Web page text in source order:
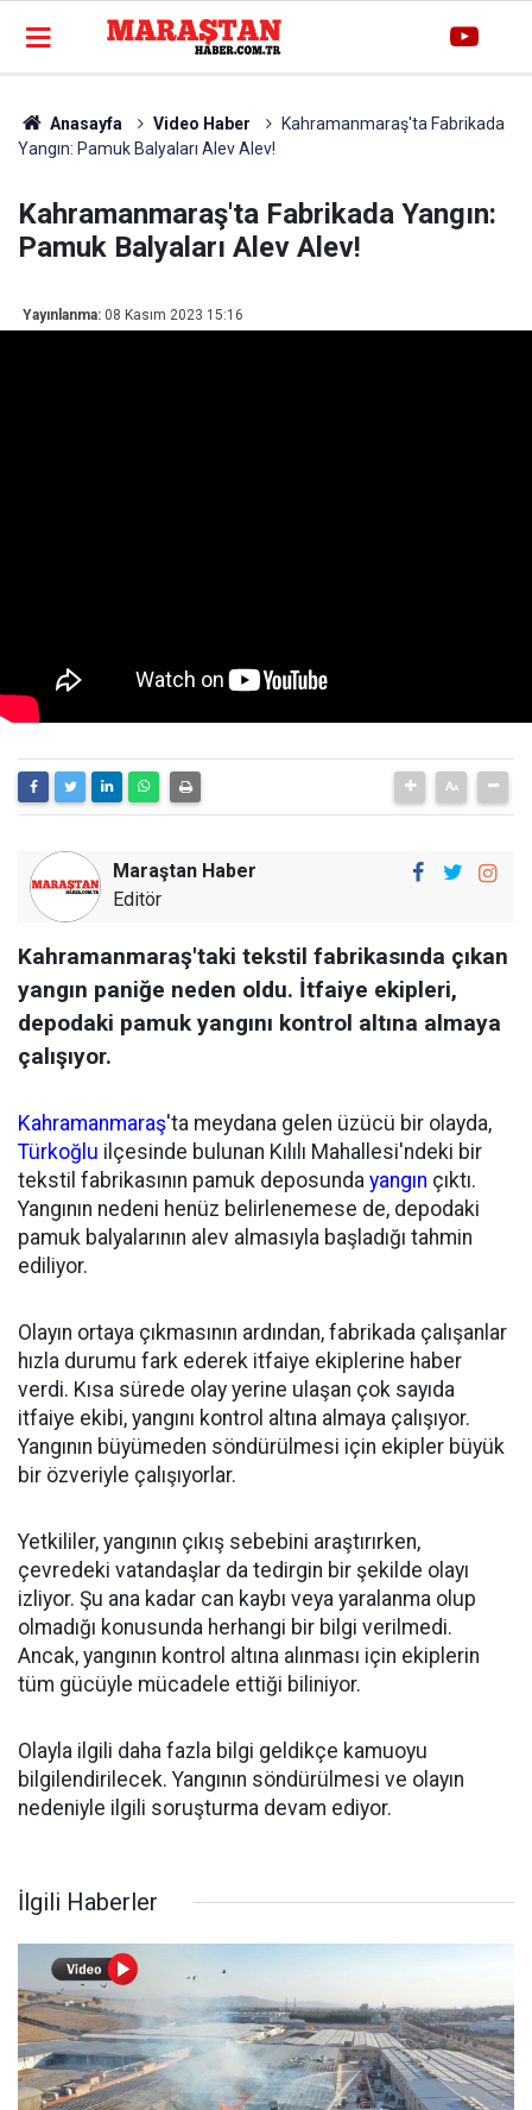
Anasayfa Video Haber
Kahramanmaraş'ta Fabrikada
Yangın: Pamuk Balyaları Alev Alev!
Kahramanmaraş'ta Fabrikada Yangın:
Pamuk Balyaları Alev Alev!
Yayınlanma: 08 Kasım 2023 15:16
Maraştan Haber
Editör
Kahramanmaraş'taki tekstil fabrikasında çıkan
yangın paniğe neden oldu. İtfaiye ekipleri,
depodaki pamuk yangını kontrol altına almaya
çalışıyor.
Kahramanmaraş'ta meydana gelen üzücü bir olayda,
Türkoğlu ilçesinde bulunan Kılılı Mahallesi'ndeki bir
tekstil fabrikasının pamuk deposunda yangın çıktı.
Yangının nedeni henüz belirlenemese de, depodaki
pamuk balyalarının alev almasıyla başladığı tahmin
ediliyor.
Olayın ortaya çıkmasının ardından, fabrikada çalışanlar
hızla durumu fark ederek itfaiye ekiplerine haber
verdi. Kısa sürede olay yerine ulaşan çok sayıda
itfaiye ekibi, yangını kontrol altına almaya çalışıyor.
Yangının büyümeden söndürülmesi için ekipler büyük
bir özveriyle çalışıyorlar.
Yetkililer, yangının çıkış sebebini araştırırken,
çevredeki vatandaşlar da tedirgin bir şekilde olayı
izliyor. Şu ana kadar can kaybı veya yaralanma olup
olmadığı konusunda herhangi bir bilgi verilmedi.
Ancak, yangının kontrol altına alınması için ekiplerin
tüm gücüyle mücadele ettiği biliniyor.
Olayla ilgili daha fazla bilgi geldikçe kamuoyu
bilgilendirilecek. Yangının söndürülmesi ve olayın
nedeniyle ilgili soruşturma devam ediyor.
İlgili Haberler